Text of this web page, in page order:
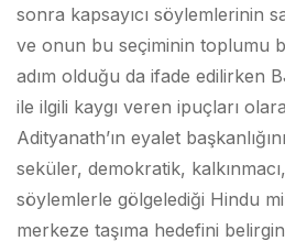
sonra kapsayıcı söylemlerinin
ve onun bu seçiminin toplumu
adım olduğu da ifade edilirken
ile ilgili kaygı veren ipuçları
Adityanath’ın eyalet
seküler, demokratik,
söylemlerle gölgelediği Hindu
merkeze taşıma hedefini